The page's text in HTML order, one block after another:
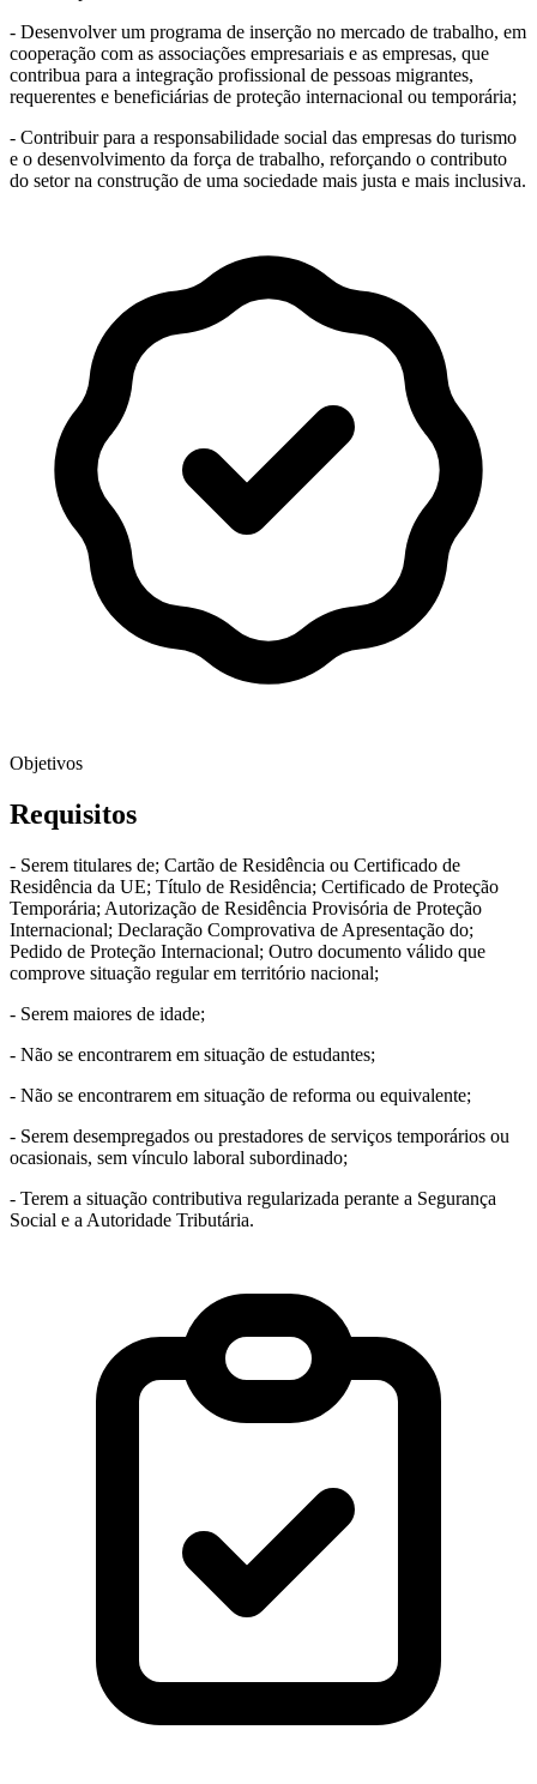
- Desenvolver um programa de inserção no mercado de trabalho, em
cooperação com as associações empresariais e as empresas, que
contribua para a integração profissional de pessoas migrantes,
requerentes e beneficiárias de proteção internacional ou temporária;
- Contribuir para a responsabilidade social das empresas do turismo
e o desenvolvimento da força de trabalho, reforçando o contributo
do setor na construção de uma sociedade mais justa e mais inclusiva.
Objetivos
Requisitos
- Serem titulares de; Cartão de Residência ou Certificado de
Residência da UE; Título de Residência; Certificado de Proteção
Temporária; Autorização de Residência Provisória de Proteção
Internacional; Declaração Comprovativa de Apresentação do;
Pedido de Proteção Internacional; Outro documento válido que
comprove situação regular em território nacional;
- Serem maiores de idade;
- Não se encontrarem em situação de estudantes;
- Não se encontrarem em situação de reforma ou equivalente;
- Serem desempregados ou prestadores de serviços temporários ou
ocasionais, sem vínculo laboral subordinado;
- Terem a situação contributiva regularizada perante a Segurança
Social e a Autoridade Tributária.